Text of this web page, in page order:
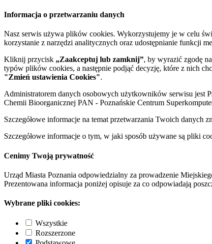
Informacja o przetwarzaniu danych
Nasz serwis używa plików cookies. Wykorzystujemy je w celu
korzystanie z narzędzi analitycznych oraz udostępnianie funkcji
Kliknij przycisk „Zaakceptuj lub zamknij”, by wyrazić zgodę
typów plików cookies, a następnie podjąć decyzję, które z nich
"Zmień ustawienia Cookies".
Administratorem danych osobowych użytkowników serwisu jest
Chemii Bioorganicznej PAN - Poznańskie Centrum
Szczegółowe informacje na temat przetwarzania Twoich danych
Szczegółowe informacje o tym, w jaki sposób używane są pliki
Cenimy Twoją prywatność
Urząd Miasta Poznania odpowiedzialny za prowadzenie
Prezentowana informacja poniżej opisuje za co odpowiadają
Wybrane pliki cookies:
Wszystkie
Rozszerzone